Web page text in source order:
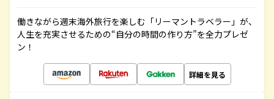
働きながら週末海外旅行を楽しむ「リーマントラベラー」が、
人生を充実させるための“自分の時間の作り方”を全力プレゼ
ン！
詳細を見る